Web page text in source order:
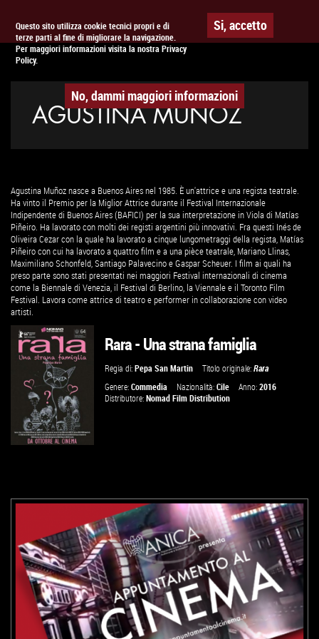
Questo sito utilizza cookie tecnici propri e di
terze parti al fine di migliorare la navigazione.
Per maggiori informazioni visita la nostra Privacy
Policy.
Si, accetto
No, dammi maggiori informazioni
APPUNTAMENTO AL CINEMA
AGUSTINA MUNOZ
Agustina Muñoz nasce a Buenos Aires nel 1985. È un'attrice e una regista teatrale.
Ha vinto il Premio per la Miglior Attrice durante il Festival Internazionale
Indipendente di Buenos Aires (BAFICI) per la sua interpretazione in Viola di Matías
Piñeiro. Ha lavorato con molti dei registi argentini più innovativi. Fra questi Inés de
Oliveira Cezar con la quale ha lavorato a cinque lungometraggi della regista, Matías
Piñeiro con cui ha lavorato a quattro film e a una pièce teatrale, Mariano Llinas,
Maximiliano Schonfeld, Santiago Palavecino e Gaspar Scheuer. I film ai quali ha
preso parte sono stati presentati nei maggiori Festival internazionali di cinema
come la Biennale di Venezia, il Festival di Berlino, la Viennale e il Toronto Film
Festival. Lavora come attrice di teatro e performer in collaborazione con video
artisti.
VAI ALLA SCHEDA
Rara - Una strana famiglia
Regia di:Pepa San Martin Titolo originale:Rara
Genere:Commedia Nazionalità:Cile Anno:2016
Distributore:Nomad Film Distribution